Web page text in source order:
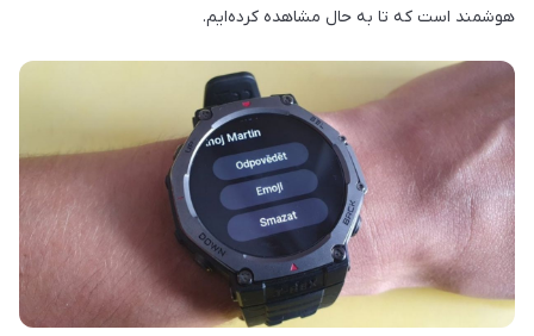
هوشمند است که تا به حال مشاهده کرده‌ایم.